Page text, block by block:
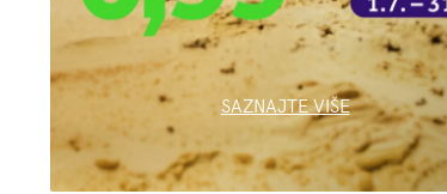
SAZNAJTE VIŠE